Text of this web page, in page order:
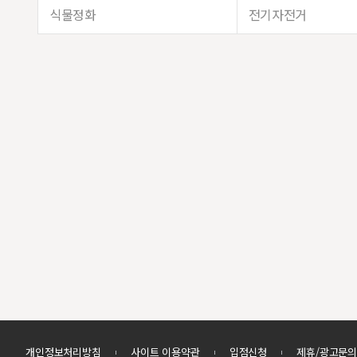
식물정화 전기자전거
개인정보처리방침 사이트 이용약관 입점신청 제휴/광고문의